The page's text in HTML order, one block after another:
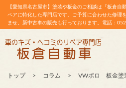
【愛知県名古屋市】塗装や板金のご相談は『板倉自
ペアに特化した専門店です。ご予算に合わせた修理
ませ。新中古車の販売も行っております。電話：
トップ コラム VWポロ 板金塗